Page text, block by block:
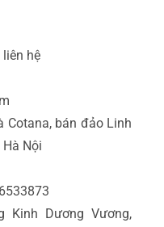
hệ
Cotana, bán đảo Linh
Nội
Kinh Dương Vương,